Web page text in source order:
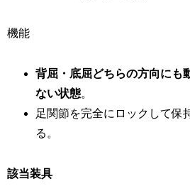
機能
背屈・底屈どちらの方向にも
ない状態。
足関節を完全にロックして保
る。
該当装具